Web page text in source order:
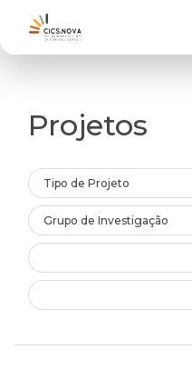
Projetos
Tipo de Projeto
Grupo de Investigação